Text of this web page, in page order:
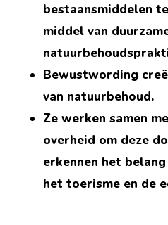
bestaansmiddelen
middel van
Bewustwording
van natuurbehoud.
Ze werken samen
overheid om deze
erkennen het
het toerisme en de